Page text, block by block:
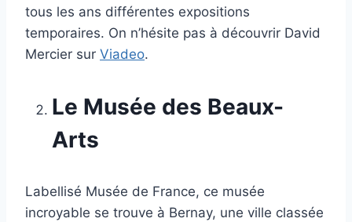
tous les ans différentes expositions
temporaires. On n’hésite pas à découvrir David
Mercier sur Viadeo.
Le Musée des Beaux-
Arts
Labellisé Musée de France, ce musée
incroyable se trouve à Bernay, une ville classée